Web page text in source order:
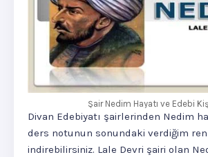
Şair Nedim Hayatı ve Edebi
Divan Edebiyatı şairlerinden Nedim
ders notunun sonundaki verdiğim
indirebilirsiniz. Lale Devri şairi olan